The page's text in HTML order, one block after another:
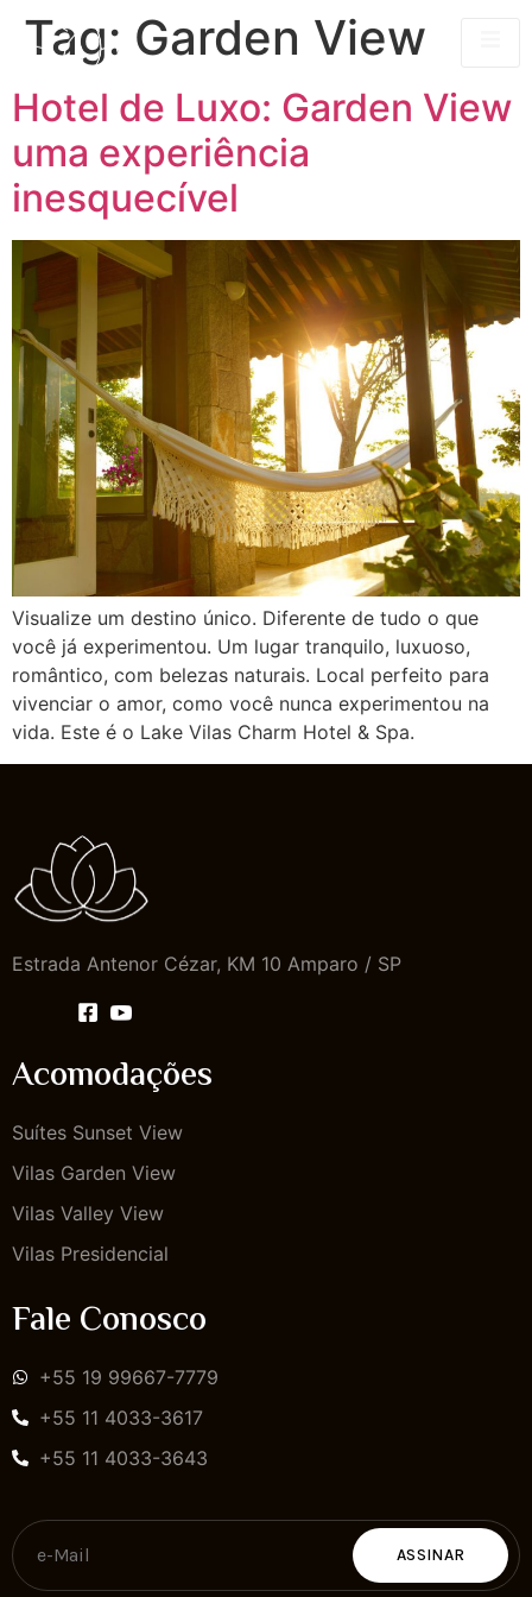
Tag: Garden View
Hotel de Luxo: Garden View
uma experiência
inesquecível
Visualize um destino único. Diferente de tudo o que
você já experimentou. Um lugar tranquilo, luxuoso,
romântico, com belezas naturais. Local perfeito para
vivenciar o amor, como você nunca experimentou na
vida. Este é o Lake Vilas Charm Hotel & Spa.
Estrada Antenor Cézar, KM 10 Amparo / SP
Acomodações
Suítes Sunset View
Vilas Garden View
Vilas Valley View
Vilas Presidencial
Fale Conosco
+55 19 99667-7779
+55 11 4033-3617
+55 11 4033-3643
ASSINAR